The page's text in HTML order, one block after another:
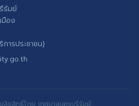
รัมย์
มือง
ารประชาชน)
ขสิทธิ์โดย เทศบาลนครบุรีรัมย์